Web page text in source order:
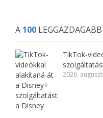
A 100 LEGGAZDAGABB
TikTok-
2026.